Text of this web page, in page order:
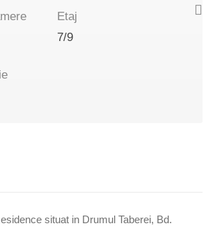
Etaj
7/9
situat in Drumul Taberei, Bd.